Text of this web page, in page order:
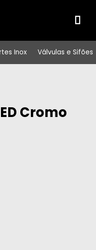
Inox Válvulas e Sifões
Cromo